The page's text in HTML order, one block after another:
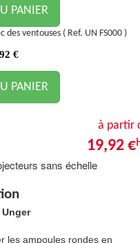
PANIER
ventouses ( Ref. UN FS000 )
€
PANIER
à partir
19,92 €
sans échelle
les ampoules rondes en